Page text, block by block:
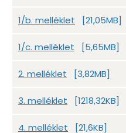
1/b. melléklet [21,05MB]
1/c. melléklet [5,65MB]
2. melléklet [3,82MB]
3. melléklet [1218,32KB]
4. melléklet [21,6KB]